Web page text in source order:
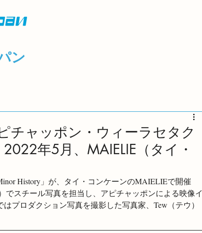
ン
チャッポン・ウィーラセタク
年5月、MAIELIE（タイ・
History」が、タイ・コンケーンのMAIELIEで開催
でスチール写真を担当し、アピチャッポンによる映像イ
プロダクション写真を撮影した写真家、Tew（テウ）